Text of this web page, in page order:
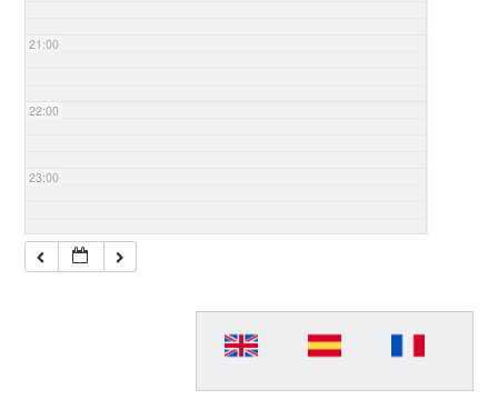
21:00
22:00
23:00